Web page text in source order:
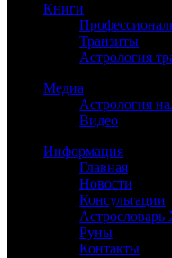
Книги
Транзиты
Астрология
Медиа
Астрология
Видео
Информация
Главная
Новости
Консультации
Астрословарь
Руны
Контакты